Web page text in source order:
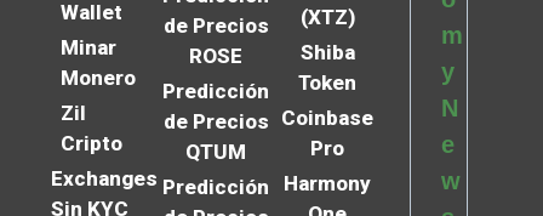
Wallet
Minar
Monero
Zil
Cripto
Exchanges
Sin KYC
de Precios
ROSE
Predicción
de Precios
QTUM
Predicción
(XTZ)
Shiba
Token
Coinbase
Pro
Harmony
m
y
N
e
w